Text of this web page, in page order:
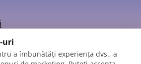
uri
a îmbunătăți experiența dvs., a